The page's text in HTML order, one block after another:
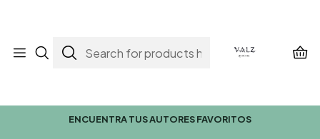
ENCUENTRA TUS AUTORES FAVORITOS